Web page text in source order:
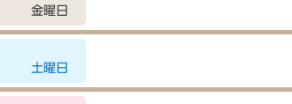
金曜日
土曜日